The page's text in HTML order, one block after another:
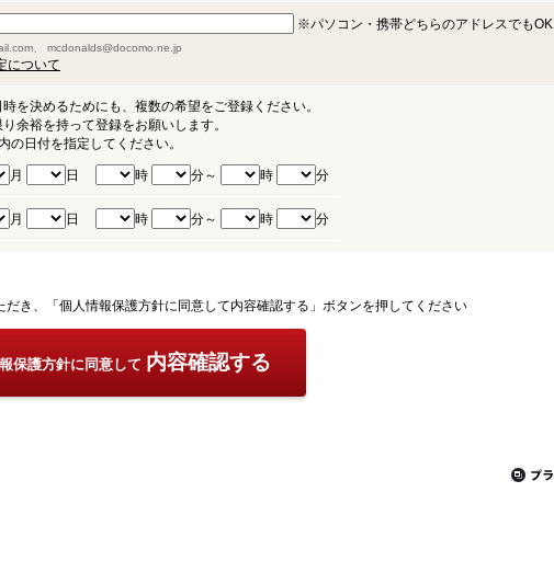
※パソコン・携帯どちらのアドレスでもOK
、 mcdonalds@docomo.ne.jp
について
を決めるためにも、複数の希望をご登録ください。
余裕を持って登録をお願いします。
日付を指定してください。
月 日 時 分～ 時 分
月 日 時 分～ 時 分
だき、「個人情報保護方針に同意して内容確認する」ボタンを押してください
保護方針に同意して 内容確認する